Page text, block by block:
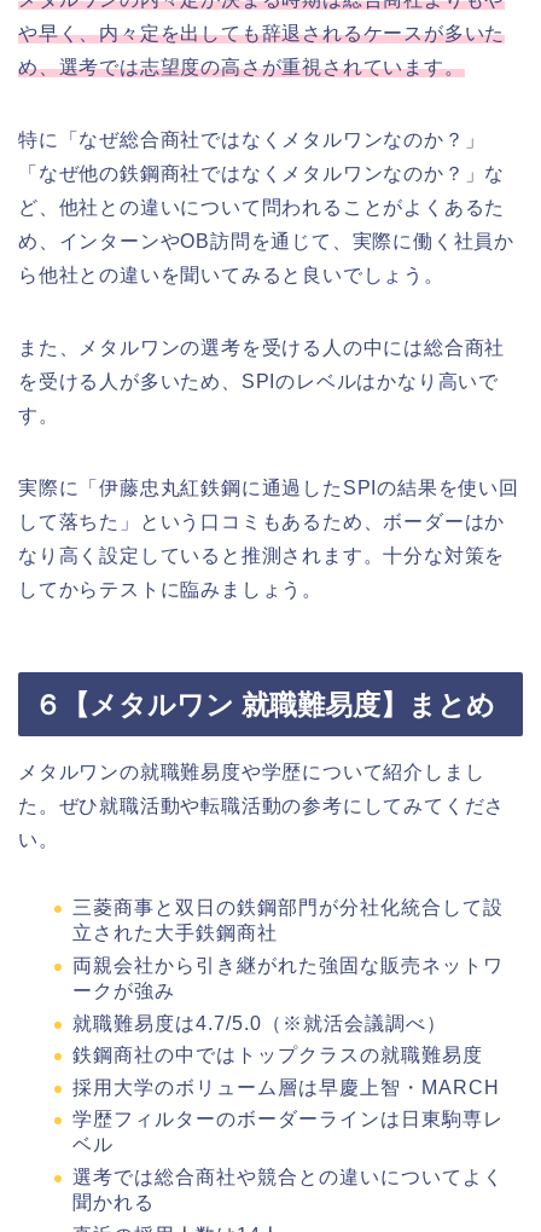
や早く、内々定を出しても辞退されるケースが多いた
め、選考では志望度の高さが重視されています。
特に「なぜ総合商社ではなくメタルワンなのか？」
「なぜ他の鉄鋼商社ではなくメタルワンなのか？」な
ど、他社との違いについて問われることがよくあるた
め、インターンやOB訪問を通じて、実際に働く社員か
ら他社との違いを聞いてみると良いでしょう。
また、メタルワンの選考を受ける人の中には総合商社
を受ける人が多いため、SPIのレベルはかなり高いで
す。
実際に「伊藤忠丸紅鉄鋼に通過したSPIの結果を使い回
して落ちた」という口コミもあるため、ボーダーはか
なり高く設定していると推測されます。十分な対策を
してからテストに臨みましょう。
６【メタルワン 就職難易度】まとめ
メタルワンの就職難易度や学歴について紹介しまし
た。ぜひ就職活動や転職活動の参考にしてみてくださ
い。
三菱商事と双日の鉄鋼部門が分社化統合して設
立された大手鉄鋼商社
両親会社から引き継がれた強固な販売ネットワ
ークが強み
就職難易度は4.7/5.0（※就活会議調べ）
鉄鋼商社の中ではトップクラスの就職難易度
採用大学のボリューム層は早慶上智・MARCH
学歴フィルターのボーダーラインは日東駒専レ
ベル
選考では総合商社や競合との違いについてよく
聞かれる